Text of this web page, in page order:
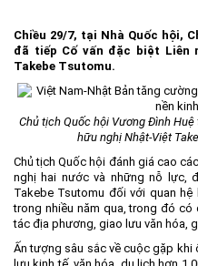
Cơ cấu tổ chức
Doanh nghiệp
Đào tạo và Nghiên cứu
Cách mạng công nghiệp
Quy hoạch khu chức năng
Vị trí
Cơ chế ưu đãi đầu tư
Cơ chế Một cửa
Nguồn nhân lực
Nhà đầu tư
Trình tự, thủ tục đầu tư
Tiêu chí đầu tư
Lĩnh vực đầu tư
Quản lý và vận hành dự án
Các thủ tục hành chính
Doanh nghiệp
Đất đai
Đầu tư
Khu CNC Hòa Lạc
Thông báo chung
Tuyển dụng
Công khai ngân sách
Dữ liệu mở
FAQs
Liên hệ - Liên kết
Liên kết
Chiều 29/7, tại Nhà Quốc hội,
đã tiếp Cố vấn đặc biệt Liên
Takebe Tsutomu.
Chủ tịch Quốc hội Vương Đình
hữu nghị Nhật-Việt
Chủ tịch Quốc hội đánh giá cao
nghị hai nước và những nỗ lực,
Takebe Tsutomu đối với quan hệ
trong nhiều năm qua, trong đó
tác địa phương, giao lưu văn hóa,
Ấn tượng sâu sắc về cuộc gặp